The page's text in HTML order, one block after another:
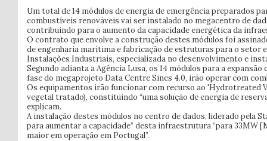
Um total de 14 módulos de energia de emergência preparados
combustíveis renováveis vai ser instalado no megacentro de
contribuindo para o aumento da capacidade energética da
O contrato que envolve a construção destes módulos foi
de engenharia marítima e fabricação de estruturas para o setor
Instalações Industriais, especializada no desenvolvimento e
Segundo adianta a Agência Lusa, os 14 módulos para a
fase do megaprojeto Data Centre Sines 4.0, irão operar com
Os equipamentos irão funcionar com recurso ao 'Hydrotreated
vegetal tratado), constituindo “uma solução de energia de
explicam.
A instalação destes módulos no centro de dados, liderado pela
para aumentar a capacidade” desta infraestrutura “para 33MW
maior em operação em Portugal”.